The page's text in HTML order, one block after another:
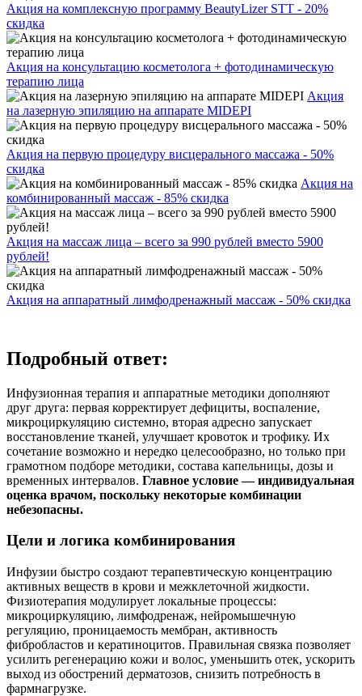
Акция на комплексную программу BeautyLizer STT - 20%
скидка
Акция на консультацию косметолога + фотодинамическую
терапию лица
Акция
на лазерную эпиляцию на аппарате MIDEPI
Акция на первую процедуру висцерального массажа - 50%
скидка
Акция на
комбинированный массаж - 85% скидка
Акция на массаж лица – всего за 990 рублей вместо 5900
рублей!
Акция на аппаратный лимфодренажный массаж - 50% скидка
Подробный ответ:
Инфузионная терапия и аппаратные методики дополняют
друг друга: первая корректирует дефициты, воспаление,
микроциркуляцию системно, вторая адресно запускает
восстановление тканей, улучшает кровоток и трофику. Их
сочетание возможно и нередко целесообразно, но только при
грамотном подборе методики, состава капельницы, дозы и
временных интервалов. Главное условие — индивидуальная
оценка врачом, поскольку некоторые комбинации
небезопасны.
Цели и логика комбинирования
Инфузии быстро создают терапевтическую концентрацию
активных веществ в крови и межклеточной жидкости.
Физиотерапия модулирует локальные процессы:
микроциркуляцию, лимфодренаж, нейромышечную
регуляцию, проницаемость мембран, активность
фибробластов и кератиноцитов. Правильная связка позволяет
усилить регенерацию кожи и волос, уменьшить отек, ускорить
выход из обострений дерматозов, снизить потребность в
фармнагрузке.